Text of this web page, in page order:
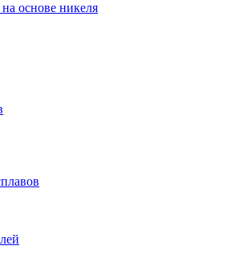
основе никеля